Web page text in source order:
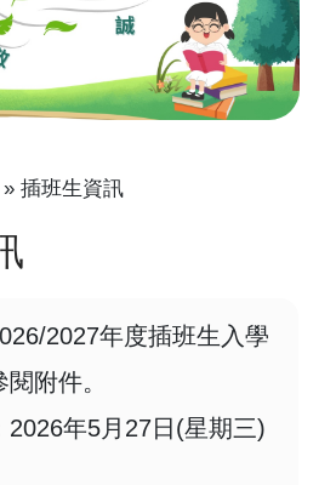
» 插班生資訊
2027年度插班生入學
附件。
2026年5月27日(星期三)